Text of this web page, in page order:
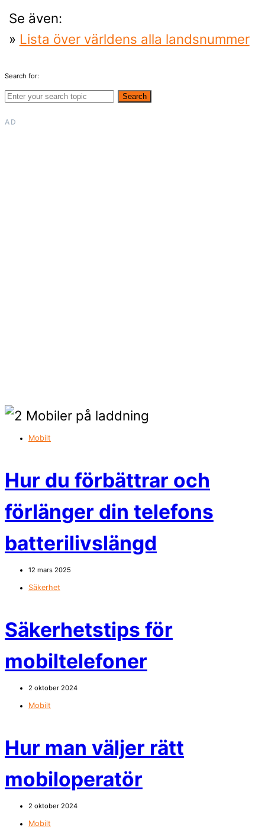
Se även:
» Lista över världens alla landsnummer
Search for:
Search
AD
Mobilt
Hur du förbättrar och
förlänger din telefons
batterilivslängd
12 mars 2025
Säkerhet
Säkerhetstips för
mobiltelefoner
2 oktober 2024
Mobilt
Hur man väljer rätt
mobiloperatör
2 oktober 2024
Mobilt